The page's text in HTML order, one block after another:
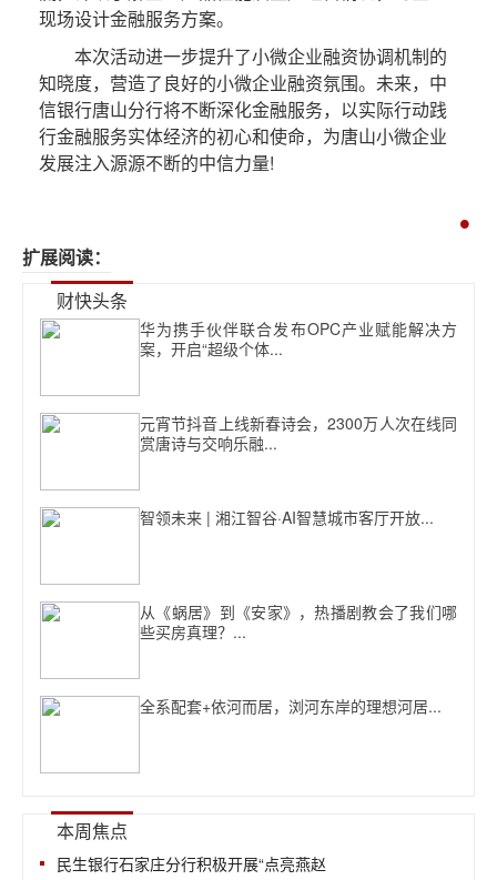
现场设计金融服务方案。
本次活动进一步提升了小微企业融资协调机制的
知晓度，营造了良好的小微企业融资氛围。未来，中
信银行唐山分行将不断深化金融服务，以实际行动践
行金融服务实体经济的初心和使命，为唐山小微企业
发展注入源源不断的中信力量!
扩展阅读：
财快头条
华为携手伙伴联合发布OPC产业赋能解决方
案，开启“超级个体...
元宵节抖音上线新春诗会，2300万人次在线同
赏唐诗与交响乐融...
智领未来 | 湘江智谷·AI智慧城市客厅开放...
从《蜗居》到《安家》，热播剧教会了我们哪
些买房真理？...
全系配套+依河而居，浏河东岸的理想河居...
本周焦点
民生银行石家庄分行积极开展“点亮燕赵